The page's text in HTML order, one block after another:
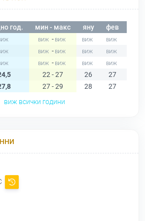
год. мин - макс яну фев
-
-
-
22 - 27 26 27
27 - 29 28 27
виж всички години